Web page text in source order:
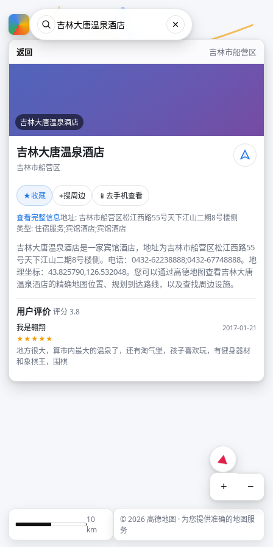
返回 吉林市船营区
吉林大唐温泉酒店
吉林大唐温泉酒店
吉林市船营区
★收藏 ⌖搜周边 📱 去手机查看
查看完整信息地址: 吉林市船营区松江西路55号天下江山二期8号楼侧
类型: 住宿服务;宾馆酒店;宾馆酒店
吉林大唐温泉酒店是一家宾馆酒店，地址为吉林市船营区松江西路55
号天下江山二期8号楼侧。电话：0432-62238888;0432-67748888。地
理坐标：43.825790,126.532048。您可以通过高德地图查看吉林大唐
温泉酒店的精确地图位置、规划到达路线，以及查找周边设施。
用户评价评分 3.8
我是翱翔
2017-01-21
★★★★★
地方很大，算市内最大的温泉了，还有淘气堡，孩子喜欢玩，有健身器材
和象棋王，围棋
+ −
10
km
© 2026 高德地图 · 为您提供准确的地图服
务